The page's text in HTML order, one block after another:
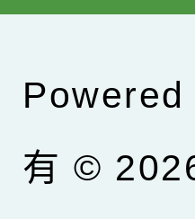
Powered
有 ©